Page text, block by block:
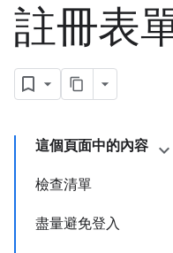
註冊表
這個頁面中的內容
檢查清單
盡量避免登入